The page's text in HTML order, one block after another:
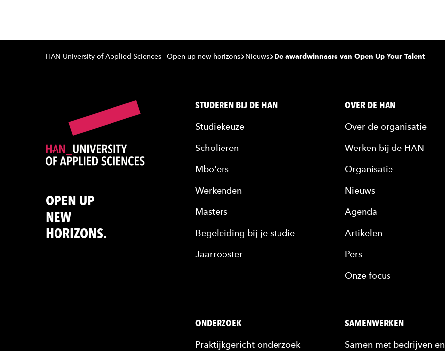
HAN University of Applied Sciences - Open up new horizons Nieuws De awardwinnaars van Open Up Your Talent
OPEN UP
NEW
HORIZONS.
STUDEREN BIJ DE HAN
Studiekeuze
Scholieren
Mbo'ers
Werkenden
Masters
Begeleiding bij je studie
Jaarrooster
OVER DE HAN
Over de organisatie
Werken bij de HAN
Organisatie
Nieuws
Agenda
Artikelen
Pers
Onze focus
ONDERZOEK
Praktijkgericht onderzoek
SAMENWERKEN
Samen met bedrijven en